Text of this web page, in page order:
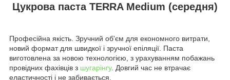
Цукрова паста TERRA Medium (середня)
Професійна якість. Зручний об'єм для економного витрати,
новий формат для швидкої і зручної епіляції. Паста
виготовлена за новою технологією, з урахуванням побажань
провідних фахівців з шугарінгу. Довгий час не втрачає
еластичності і не забивається.